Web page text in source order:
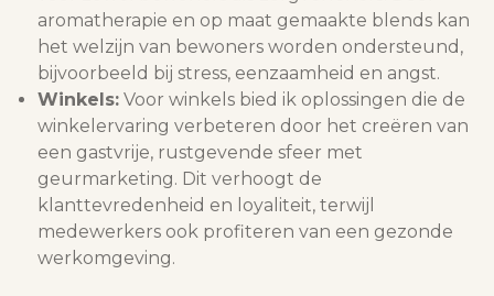
aromatherapie en op maat gemaakte blends kan
het welzijn van bewoners worden ondersteund,
bijvoorbeeld bij stress, eenzaamheid en angst.
Winkels: Voor winkels bied ik oplossingen die de
winkelervaring verbeteren door het creëren van
een gastvrije, rustgevende sfeer met
geurmarketing. Dit verhoogt de
klanttevredenheid en loyaliteit, terwijl
medewerkers ook profiteren van een gezonde
werkomgeving.